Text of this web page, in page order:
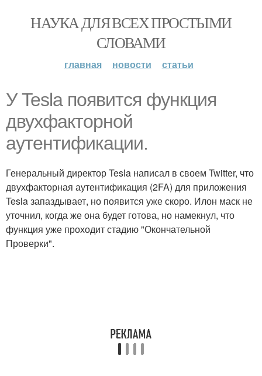
НАУКА ДЛЯ ВСЕХ ПРОСТЫМИ
СЛОВАМИ
главная новости статьи
У Tesla появится функция
двухфакторной
аутентификации.
Генеральный директор Tesla написал в своем Twitter, что
двухфакторная аутентификация (2FA) для приложения
Tesla запаздывает, но появится уже скоро. Илон маск не
уточнил, когда же она будет готова, но намекнул, что
функция уже проходит стадию "Окончательной
Проверки".